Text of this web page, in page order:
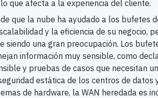
que afecta a la experiencia del cliente.
que la nube ha ayudado a los bufetes
y la eficiencia de su negocio,
siendo una gran preocupación. Los
información muy sensible, como
y pruebas de casos que necesitan
estática de los centros de datos
de hardware, la WAN heredada es